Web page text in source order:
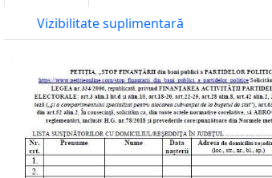
Vizibilitate suplimentară